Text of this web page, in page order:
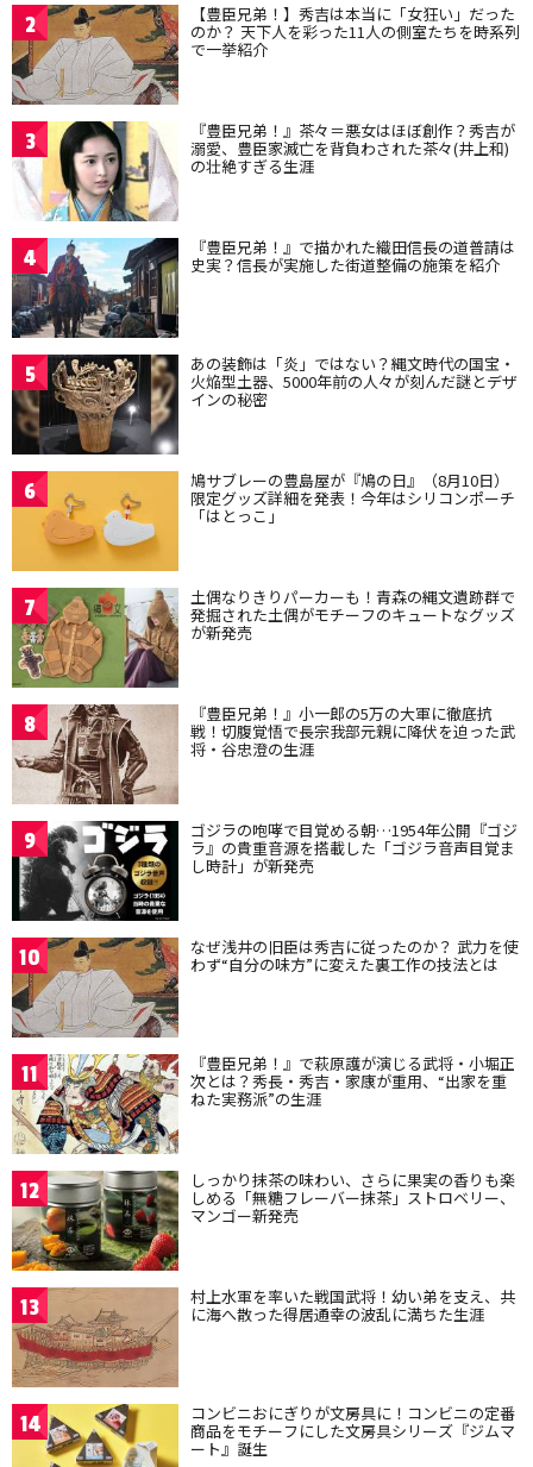
2 【豊臣兄弟！】秀吉は本当に「女狂い」だった
のか？ 天下人を彩った11人の側室たちを時系列
で一挙紹介
3 『豊臣兄弟！』茶々＝悪女はほぼ創作？秀吉が
溺愛、豊臣家滅亡を背負わされた茶々(井上和)
の壮絶すぎる生涯
4 『豊臣兄弟！』で描かれた織田信長の道普請は
史実？信長が実施した街道整備の施策を紹介
5 あの装飾は「炎」ではない？縄文時代の国宝・
火焔型土器、5000年前の人々が刻んだ謎とデザ
インの秘密
6 鳩サブレーの豊島屋が『鳩の日』（8月10日）
限定グッズ詳細を発表！今年はシリコンポーチ
「はとっこ」
7 土偶なりきりパーカーも！青森の縄文遺跡群で
発掘された土偶がモチーフのキュートなグッズ
が新発売
8 『豊臣兄弟！』小一郎の5万の大軍に徹底抗
戦！切腹覚悟で長宗我部元親に降伏を迫った武
将・谷忠澄の生涯
9 ゴジラの咆哮で目覚める朝…1954年公開『ゴジ
ラ』の貴重音源を搭載した「ゴジラ音声目覚ま
し時計」が新発売
10 なぜ浅井の旧臣は秀吉に従ったのか？ 武力を使
わず“自分の味方”に変えた裏工作の技法とは
11 『豊臣兄弟！』で萩原護が演じる武将・小堀正
次とは？秀長・秀吉・家康が重用、“出家を重
ねた実務派”の生涯
12 しっかり抹茶の味わい、さらに果実の香りも楽
しめる「無糖フレーバー抹茶」ストロベリー、
マンゴー新発売
13 村上水軍を率いた戦国武将！幼い弟を支え、共
に海へ散った得居通幸の波乱に満ちた生涯
14 コンビニおにぎりが文房具に！コンビニの定番
商品をモチーフにした文房具シリーズ『ジムマ
ート』誕生